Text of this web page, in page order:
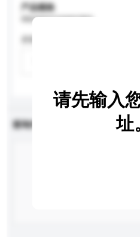
产品规格
请提供您对产品的特定要求。
查询内容
请先输入
址